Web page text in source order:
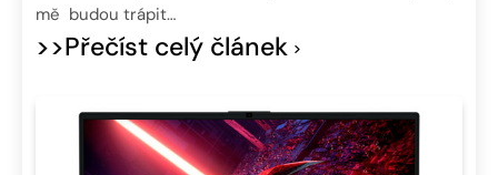
mě budou trápit…
>>Přečíst celý článek